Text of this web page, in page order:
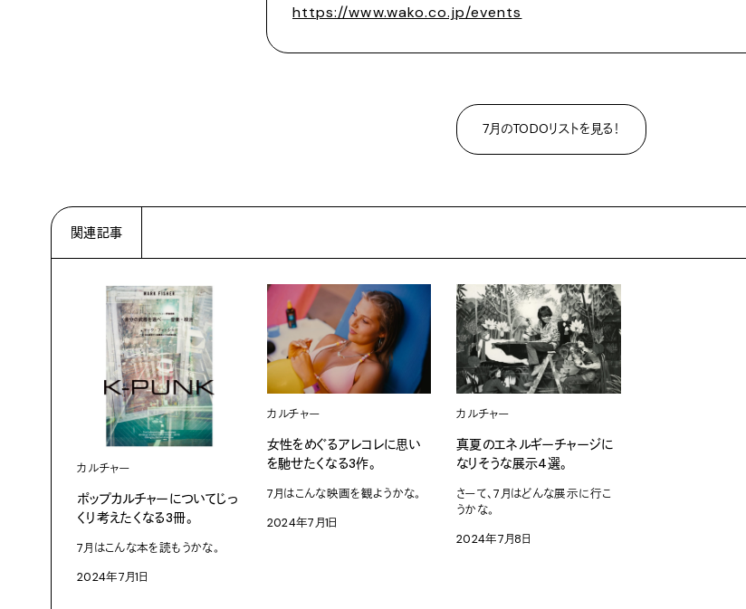
https://www.wako.co.jp/events
7月のTODOリストを見る！
関連記事
カルチャー
ポップカルチャーについてじっ
くり考えたくなる3冊。
7月はこんな本を読もうかな。
2024年7月1日
カルチャー
女性をめぐるアレコレに思い
を馳せたくなる3作。
7月はこんな映画を観ようかな。
2024年7月1日
カルチャー
真夏のエネルギーチャージに
なりそうな展示4選。
さーて、7月はどんな展示に行こ
うかな。
2024年7月8日